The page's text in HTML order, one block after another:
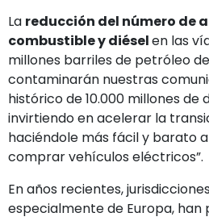
La reducción del número de
combustible y diéselen las
millones barriles de petróleo
contaminarán nuestras
histórico de 10.000 millones de
invirtiendo en acelerar la
haciéndole más fácil y barato
comprar vehículos eléctricos”.
En años recientes,
especialmente de Europa, han